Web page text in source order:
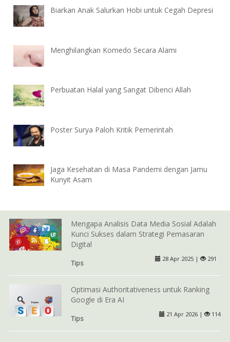
Biarkan Anak Salurkan Hobi untuk Cegah Depresi
Menghilangkan Komedo Secara Alami
Perbuatan Halal yang Sangat Dibenci Allah
Poster Surya Paloh Kritik Pemerintah
Jaga Kesehatan di Masa Pandemi dengan Jamu
Kunyit Asam
Mengapa Analisis Data Media Sosial Adalah
Kunci Sukses dalam Strategi Pemasaran
Digital
Tips
28 Apr 2025 | 291
Optimasi Authoritativeness untuk Ranking
Google di Era AI
Tips
21 Apr 2026 | 114